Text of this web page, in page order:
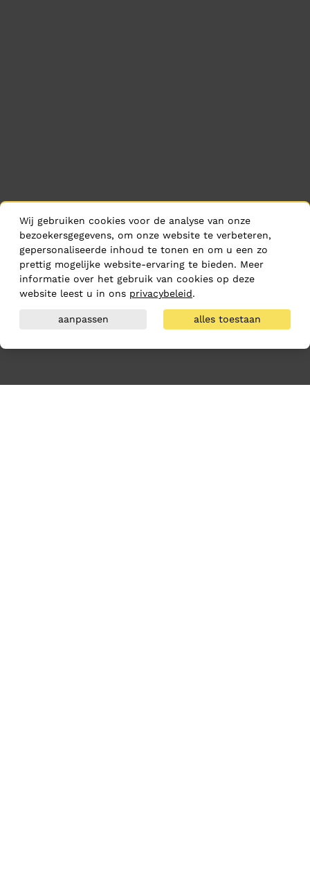
Wij gebruiken cookies voor de analyse van onze
bezoekersgegevens, om onze website te verbeteren,
gepersonaliseerde inhoud te tonen en om u een zo
prettig mogelijke website-ervaring te bieden. Meer
informatie over het gebruik van cookies op deze
website leest u in ons privacybeleid.
aanpassen alles toestaan